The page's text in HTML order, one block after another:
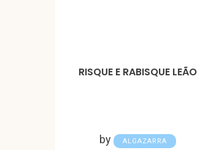
RISQUE E RABISQUE LEÃO
by ALGAZARRA